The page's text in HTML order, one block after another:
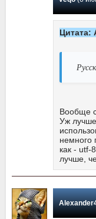
Цитата:
Вообще
Уж лучше
немного
как - utf-
лучше,